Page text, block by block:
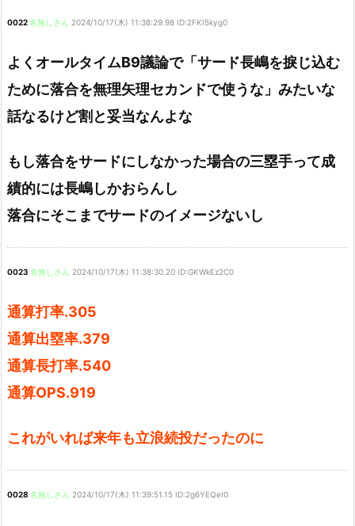
0022名無しさん 2024/10/17(木) 11:38:29.98 ID:2FKI5kyg0
よくオールタイムB9議論で「サード長嶋を捩じ込む
ために落合を無理矢理セカンドで使うな」みたいな
話なるけど割と妥当なんよな
もし落合をサードにしなかった場合の三塁手って成
績的には長嶋しかおらんし
落合にそこまでサードのイメージないし
0023 名無しさん 2024/10/17(木) 11:38:30.20 ID:GKWkEz2C0
通算打率.305
通算出塁率.379
通算長打率.540
通算OPS.919
これがいれば来年も立浪続投だったのに
0028 名無しさん 2024/10/17(木) 11:39:51.15 ID:2g6YEQeI0